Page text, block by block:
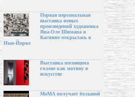
Первая персональная
выставка новых
произведений художника
Яна-Оле Шимана в
Касмине открылась в
Нью-Йорке
Выставка посвящена
голове как мотиву в
искусстве
МоМА получает большой